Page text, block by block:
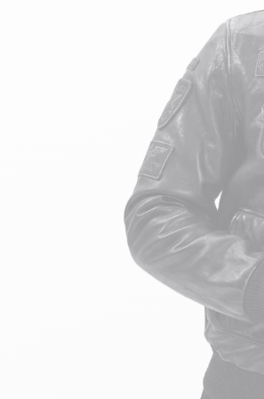
Haute
Bottes
Bottines
24h Le Mans
American College